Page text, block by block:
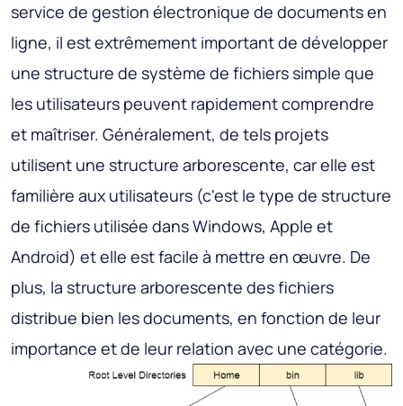
service de gestion électronique de documents en
ligne, il est extrêmement important de développer
une structure de système de fichiers simple que
les utilisateurs peuvent rapidement comprendre
et maîtriser. Généralement, de tels projets
utilisent une structure arborescente, car elle est
familière aux utilisateurs (c'est le type de structure
de fichiers utilisée dans Windows, Apple et
Android) et elle est facile à mettre en œuvre. De
plus, la structure arborescente des fichiers
distribue bien les documents, en fonction de leur
importance et de leur relation avec une catégorie.